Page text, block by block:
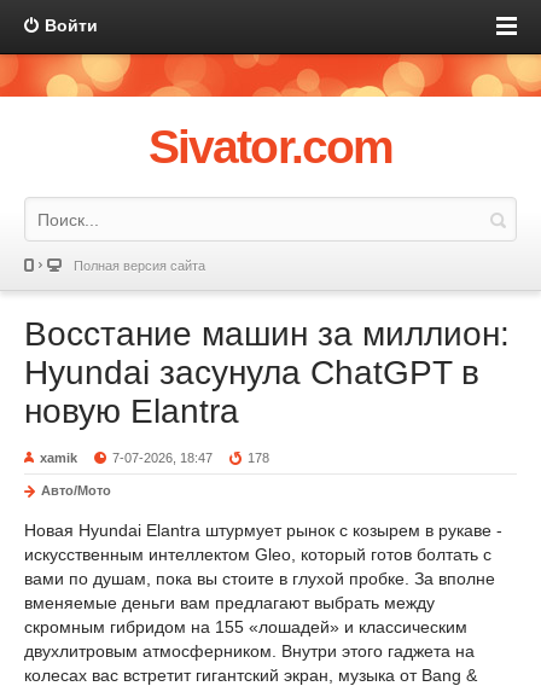
Войти
Sivator.com
Полная версия сайта
Восстание машин за миллион:
Hyundai засунула ChatGPT в
новую Elantra
xamik 7-07-2026, 18:47 178
Авто/Мото
Новая Hyundai Elantra штурмует рынок с козырем в рукаве -
искусственным интеллектом Gleo, который готов болтать с
вами по душам, пока вы стоите в глухой пробке. За вполне
вменяемые деньги вам предлагают выбрать между
скромным гибридом на 155 «лошадей» и классическим
двухлитровым атмосферником. Внутри этого гаджета на
колесах вас встретит гигантский экран, музыка от Bang &